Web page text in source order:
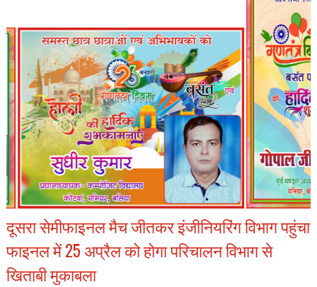
दूसरा सेमीफाइनल मैच जीतकर इंजीनियरिंग विभाग पहुंचा
फाइनल में 25 अप्रैल को होगा परिचालन विभाग से
खिताबी मुकाबला